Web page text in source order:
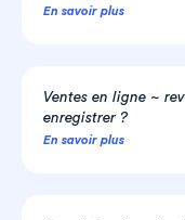
En savoir plus
Ventes en ligne ~
enregistrer ?
En savoir plus